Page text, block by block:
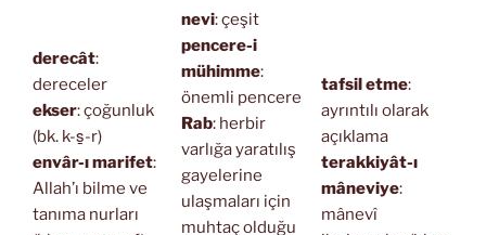
derecât:
dereceler
ekser: çoğunluk
(bk. k-s̱-r)
envâr-ı marifet:
Allah’ı bilme ve
tanıma nurları
nevi: çeşit
pencere-i
mühimme:
önemli pencere
Rab: herbir
varlığa yaratılış
gayelerine
ulaşmaları için
muhtaç olduğu
tafsil etme:
ayrıntılı olarak
açıklama
terakkiyât-ı
mâneviye:
mânevî